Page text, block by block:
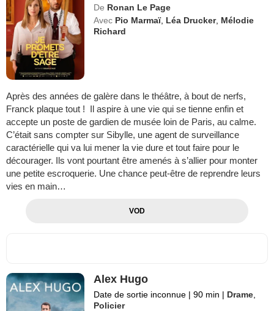
De Ronan Le Page
Avec Pio Marmaï, Léa Drucker, Mélodie
Richard
Après des années de galère dans le théâtre, à bout de nerfs,
Franck plaque tout ! Il aspire à une vie qui se tienne enfin et
accepte un poste de gardien de musée loin de Paris, au calme.
C’était sans compter sur Sibylle, une agent de surveillance
caractérielle qui va lui mener la vie dure et tout faire pour le
décourager. Ils vont pourtant être amenés à s’allier pour monter
une petite escroquerie. Une chance peut-être de reprendre leurs
vies en main…
VOD
Alex Hugo
Date de sortie inconnue | 90 min | Drame
Policier